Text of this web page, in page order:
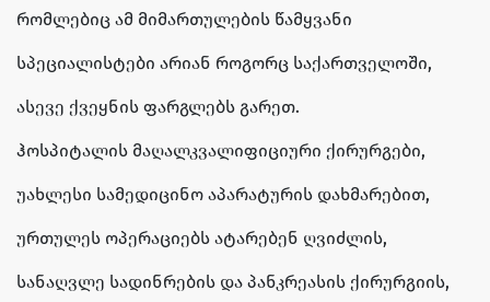
რომლებიც ამ მიმართულების წამყვანი
სპეციალისტები არიან როგორც საქართველოში,
ასევე ქვეყნის ფარგლებს გარეთ.
ჰოსპიტალის მაღალკვალიფიციური ქირურგები,
უახლესი სამედიცინო აპარატურის დახმარებით,
ურთულეს ოპერაციებს ატარებენ ღვიძლის,
სანაღვლე სადინრების და პანკრეასის ქირურგიის,